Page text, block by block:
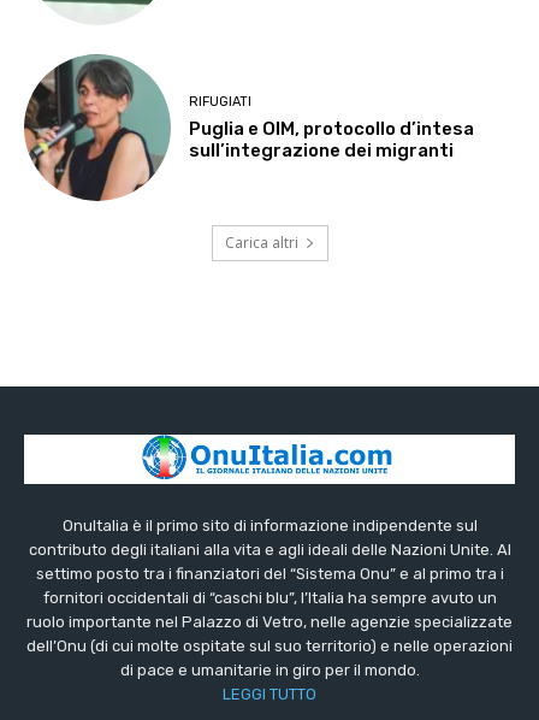
RIFUGIATI
Puglia e OIM, protocollo d’intesa
sull’integrazione dei migranti
Carica altri
OnuItalia è il primo sito di informazione indipendente sul
contributo degli italiani alla vita e agli ideali delle Nazioni Unite. Al
settimo posto tra i finanziatori del “Sistema Onu” e al primo tra i
fornitori occidentali di “caschi blu”, l’Italia ha sempre avuto un
ruolo importante nel Palazzo di Vetro, nelle agenzie specializzate
dell’Onu (di cui molte ospitate sul suo territorio) e nelle operazioni
di pace e umanitarie in giro per il mondo.
LEGGI TUTTO